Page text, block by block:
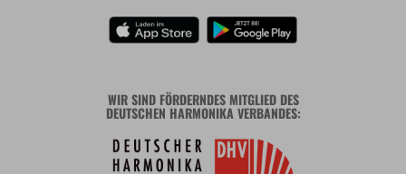
WIR SIND FÖRDERNDES MITGLIED DES
DEUTSCHEN HARMONIKA VERBANDES: